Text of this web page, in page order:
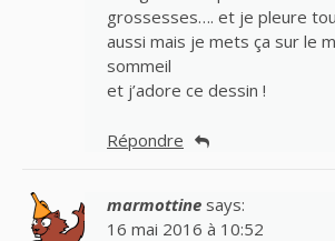
grossesses…. et je pleure
aussi mais je mets ça sur le
sommeil
et j’adore ce dessin !
Répondre
marmottine says:
16 mai 2016 à 10:52